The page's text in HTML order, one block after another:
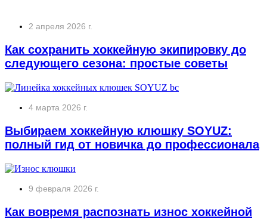
2 апреля 2026 г.
Как сохранить хоккейную экипировку до
следующего сезона: простые советы
4 марта 2026 г.
Выбираем хоккейную клюшку SOYUZ:
полный гид от новичка до профессионала
9 февраля 2026 г.
Как вовремя распознать износ хоккейной